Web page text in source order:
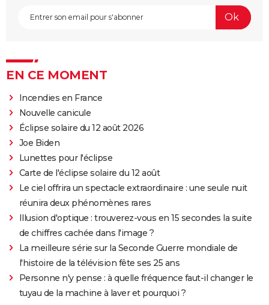
EN CE MOMENT
Incendies en France
Nouvelle canicule
Éclipse solaire du 12 août 2026
Joe Biden
Lunettes pour l'éclipse
Carte de l'éclipse solaire du 12 août
Le ciel offrira un spectacle extraordinaire : une seule nuit
réunira deux phénomènes rares
Illusion d'optique : trouverez-vous en 15 secondes la suite
de chiffres cachée dans l'image ?
La meilleure série sur la Seconde Guerre mondiale de
l'histoire de la télévision fête ses 25 ans
Personne n'y pense : à quelle fréquence faut-il changer le
tuyau de la machine à laver et pourquoi ?